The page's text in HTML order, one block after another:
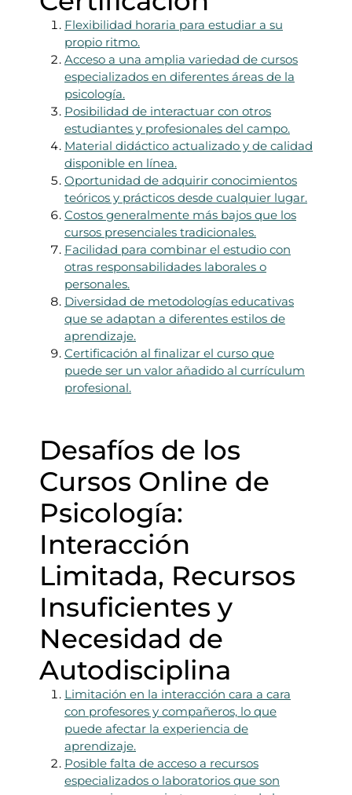
Flexibilidad horaria para estudiar a su
propio ritmo.
Acceso a una amplia variedad de cursos
especializados en diferentes áreas de la
psicología.
Posibilidad de interactuar con otros
estudiantes y profesionales del campo.
Material didáctico actualizado y de calidad
disponible en línea.
Oportunidad de adquirir conocimientos
teóricos y prácticos desde cualquier lugar.
Costos generalmente más bajos que los
cursos presenciales tradicionales.
Facilidad para combinar el estudio con
otras responsabilidades laborales o
personales.
Diversidad de metodologías educativas
que se adaptan a diferentes estilos de
aprendizaje.
Certificación al finalizar el curso que
puede ser un valor añadido al currículum
profesional.
Desafíos de los
Cursos Online de
Psicología:
Interacción
Limitada, Recursos
Insuficientes y
Necesidad de
Autodisciplina
Limitación en la interacción cara a cara
con profesores y compañeros, lo que
puede afectar la experiencia de
aprendizaje.
Posible falta de acceso a recursos
especializados o laboratorios que son